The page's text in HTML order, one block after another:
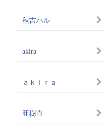
秋吉ハル
akira
ａｋｉｒａ
亜樹直